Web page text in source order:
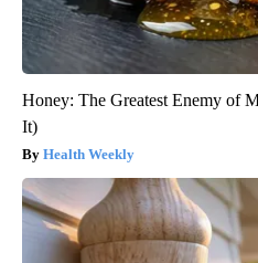
Honey: The Greatest Enemy of
It)
Health Weekly